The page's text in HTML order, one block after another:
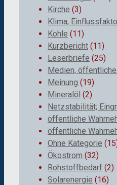
Kirche (3)
Klima,
Kohle (11)
Kurzbericht (11)
Leserbriefe (25)
Medien, öffentliche
Meinung (19)
Mineralöl (2)
Netzstabilität;
öffentliche
öffentliche
Ohne Kategorie
Ökostrom (32)
Rohstoffbedarf (2)
Solarenergie (16)